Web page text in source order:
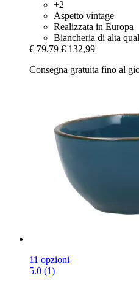
+2
Aspetto vintage
Realizzata in Europa
Biancheria di alta
€ 79,79 € 132,99
Consegna gratuita fino al
11 opzioni
5.0 (1)